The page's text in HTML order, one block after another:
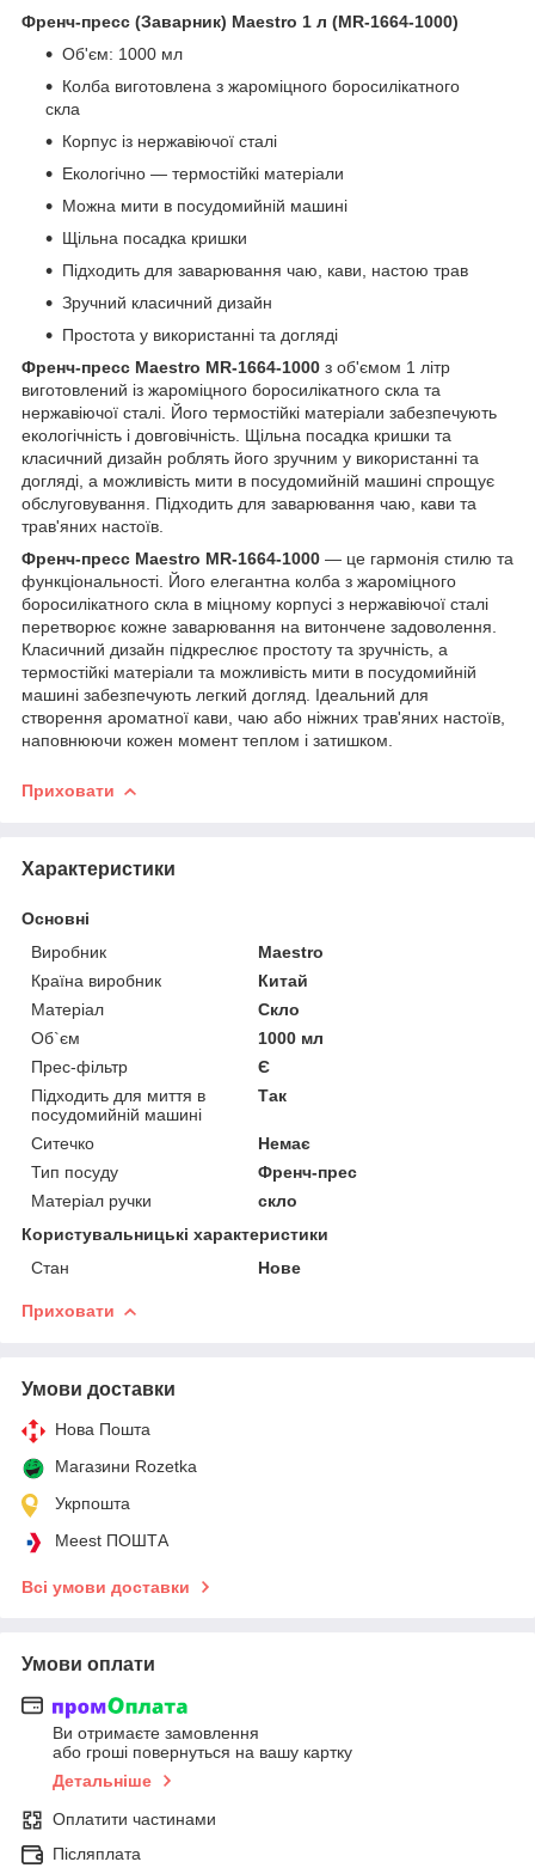
Френч-пресс (Заварник) Maestro 1 л (MR-1664-1000)
Об'єм: 1000 мл
Колба виготовлена з жароміцного боросилікатного
скла
Корпус із нержавіючої сталі
Екологічно — термостійкі матеріали
Можна мити в посудомийній машині
Щільна посадка кришки
Підходить для заварювання чаю, кави, настою трав
Зручний класичний дизайн
Простота у використанні та догляді
Френч-пресс Maestro MR-1664-1000 з об'ємом 1 літр
виготовлений із жароміцного боросилікатного скла та
нержавіючої сталі. Його термостійкі матеріали забезпечують
екологічність і довговічність. Щільна посадка кришки та
класичний дизайн роблять його зручним у використанні та
догляді, а можливість мити в посудомийній машині спрощує
обслуговування. Підходить для заварювання чаю, кави та
трав'яних настоїв.
Френч-пресс Maestro MR-1664-1000 — це гармонія стилю та
функціональності. Його елегантна колба з жароміцного
боросилікатного скла в міцному корпусі з нержавіючої сталі
перетворює кожне заварювання на витончене задоволення.
Класичний дизайн підкреслює простоту та зручність, а
термостійкі матеріали та можливість мити в посудомийній
машині забезпечують легкий догляд. Ідеальний для
створення ароматної кави, чаю або ніжних трав'яних настоїв,
наповнюючи кожен момент теплом і затишком.
Приховати
Характеристики
Основні
Виробник
Maestro
Країна виробник
Китай
Матеріал
Скло
Об`єм
1000 мл
Прес-фільтр
Є
Підходить для миття в
посудомийній машині
Так
Ситечко
Немає
Тип посуду
Френч-прес
Матеріал ручки
скло
Користувальницькі характеристики
Стан
Нове
Приховати
Умови доставки
Нова Пошта
Магазини Rozetka
Укрпошта
Meest ПОШТА
Всі умови доставки
Умови оплати
Ви отримаєте замовлення
або гроші повернуться на вашу картку
Детальніше
Оплатити частинами
Післяплата